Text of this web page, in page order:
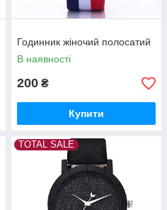
Годинник жіночий полосатий
В наявності
200 ₴
Купити
TOTAL SALE